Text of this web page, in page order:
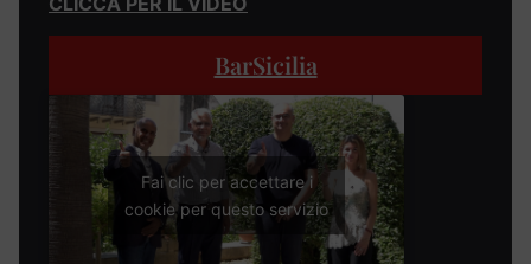
BarSicilia
Fai clic per accettare i
cookie per questo servizio